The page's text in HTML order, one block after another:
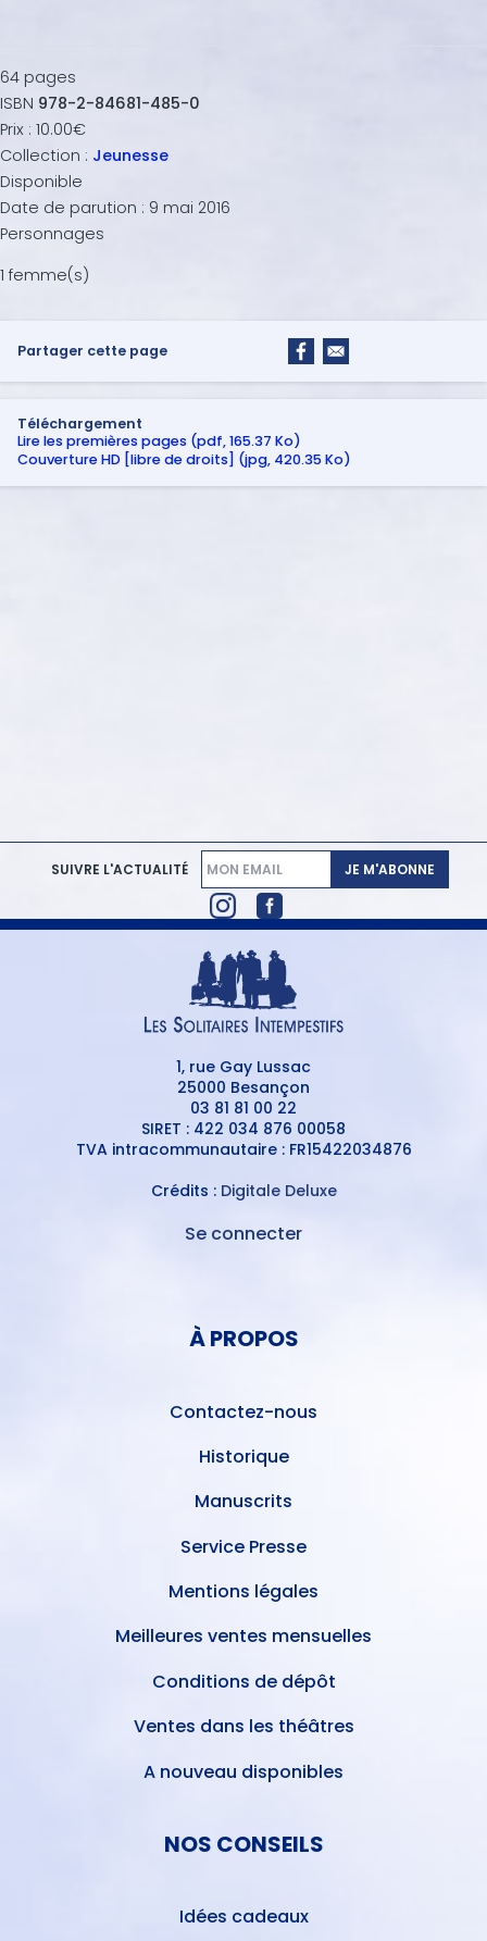
64 pages
ISBN 978-2-84681-485-0
Prix : 10.00€
Collection : Jeunesse
Disponible
Date de parution : 9 mai 2016
Personnages
1 femme(s)
Partager cette page
Téléchargement
Lire les premières pages (pdf, 165.37 Ko)
Couverture HD [libre de droits] (jpg, 420.35 Ko)
SUIVRE L'ACTUALITÉ JE M'ABONNE
1, rue Gay Lussac
25000 Besançon
03 81 81 00 22
SIRET : 422 034 876 00058
TVA intracommunautaire : FR15422034876
Crédits : Digitale Deluxe
Se connecter
À PROPOS
Contactez-nous
Historique
Manuscrits
Service Presse
Mentions légales
Meilleures ventes mensuelles
Conditions de dépôt
Ventes dans les théâtres
A nouveau disponibles
NOS CONSEILS
Idées cadeaux